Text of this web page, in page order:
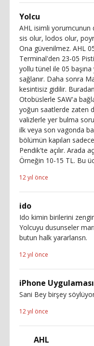
Yolcu
AHL isimli yorumcunun
sis olur, lodos olur,
Ona güvenilmez. AHL
Terminal'den 23-05
yollu tünel ile 05 başına
sağlanır. Daha sonra
kesintisiz gidilir.
Otobüslerle SAW'a
yoğun saatlerde zaten
valizlerle yer bulma
ilk veya son vagonda
bölümün kapıları
Pendik'te açılır. Arada
Örneğin 10-15 TL. Bu
12 yıl önce
ido
Ido kimin birilerini
Yolcuyu dusunseler
butun halk yararlansn.
12 yıl önce
iPhone Uygulaması
Sani Bey birşey
12 yıl önce
AHL